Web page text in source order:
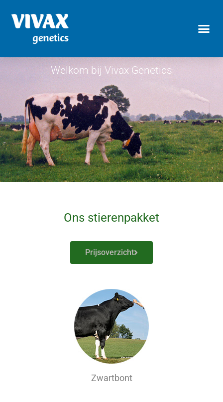
Welkom bij Vivax Genetics
Ons stierenpakket
Prijsoverzicht
Zwartbont